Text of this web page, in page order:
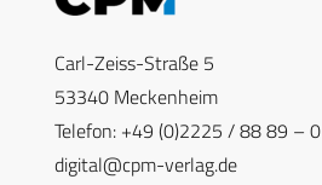
Carl-Zeiss-Straße 5
53340 Meckenheim
Telefon: +49 (0)2225 / 88 89 – 0
digital@cpm-verlag.de